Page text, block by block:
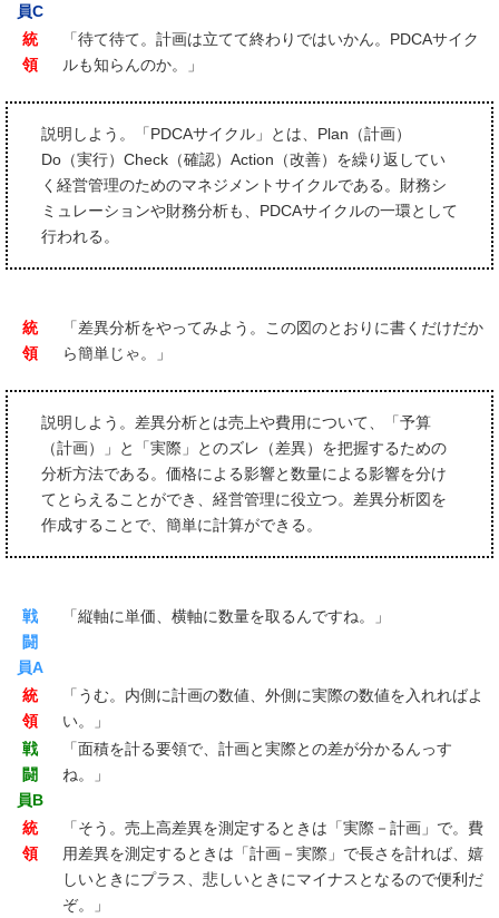
員C
統
領
「待て待て。計画は立てて終わりではいかん。PDCAサイク
ルも知らんのか。」
説明しよう。「PDCAサイクル」とは、Plan（計画）
Do（実行）Check（確認）Action（改善）を繰り返してい
く経営管理のためのマネジメントサイクルである。財務シ
ミュレーションや財務分析も、PDCAサイクルの一環として
行われる。
統
領
「差異分析をやってみよう。この図のとおりに書くだけだか
ら簡単じゃ。」
説明しよう。差異分析とは売上や費用について、「予算
（計画）」と「実際」とのズレ（差異）を把握するための
分析方法である。価格による影響と数量による影響を分け
てとらえることができ、経営管理に役立つ。差異分析図を
作成することで、簡単に計算ができる。
戦
闘
員A
「縦軸に単価、横軸に数量を取るんですね。」
統
領
「うむ。内側に計画の数値、外側に実際の数値を入れればよ
い。」
戦
闘
員B
「面積を計る要領で、計画と実際との差が分かるんっす
ね。」
統
領
「そう。売上高差異を測定するときは「実際－計画」で。費
用差異を測定するときは「計画－実際」で長さを計れば、嬉
しいときにプラス、悲しいときにマイナスとなるので便利だ
ぞ。」